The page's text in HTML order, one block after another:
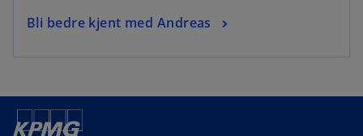
Bli bedre kjent med Andreas